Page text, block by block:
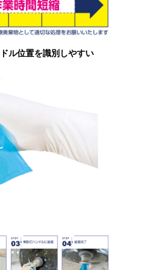
ル位置を識別しやすい